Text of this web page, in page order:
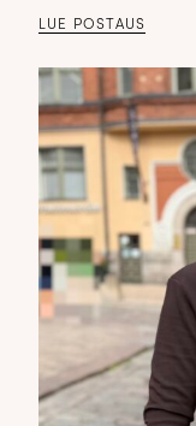
LUE POSTAUS
DOPP
Tilaa tyylikirje ja
näkökulmista
uutuudet ja